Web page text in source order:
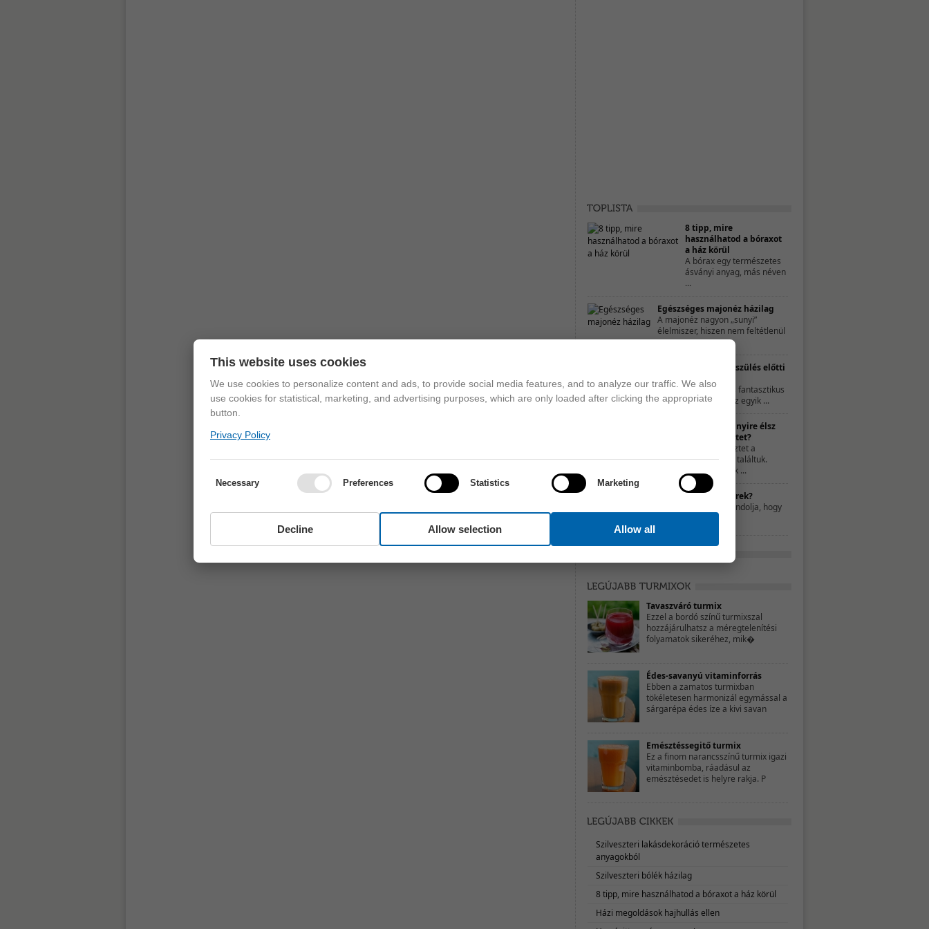
8 tipp, mire
használhatod a bóraxot
a ház körül
A bórax egy természetes
ásványi anyag, más néven
...
Egészséges majonéz házilag
A majonéz nagyon „sunyi”
élelmiszer, hiszen nem feltétlenül
...
Nyerd vissza a szülés előtti
alakodat!
A gyermekáldás fantasztikus
dolog és talán az egyik ...
TESZT – Te mennyire élsz
egészséges életet?
A következő tesztet a
21napalatt.hu-n találtuk.
Egyszerűen csak ...
Mit nassoljon a gyerek?
Néhány szülő úgy gondolja, hogy
a nassolás rosszat ...
Tavaszváró turmix
Ezzel a bordó színű turmixszal
hozzájárulhatsz a méregtelenítési
folyamatok sikeréhez, mik�
Édes-savanyú vitaminforrás
Ebben a zamatos turmixban
tökéletesen harmonizál egymással a
sárgarépa édes íze a kivi savan
Emésztéssegitő turmix
Ez a finom narancsszínű turmix igazi
vitaminbomba, ráadásul az
emésztésedet is helyre rakja. P
Szilveszteri lakásdekoráció természetes
anyagokból
Szilveszteri bólék házilag
8 tipp, mire használhatod a bóraxot a ház körül
Házi megoldások hajhullás ellen
This website uses cookies
We use cookies to personalize content and ads, to provide social media features, and to analyze our traffic. We also
use cookies for statistical, marketing, and advertising purposes, which are only loaded after clicking the appropriate
button.
Privacy Policy
Necessary Preferences Statistics Marketing
Decline Allow selection Allow all